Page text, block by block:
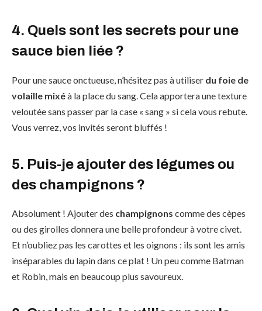
4. Quels sont les secrets pour une
sauce bien liée ?
Pour une sauce onctueuse, n’hésitez pas à utiliser du foie de
volaille mixéà la place du sang. Cela apportera une texture
veloutée sans passer par la case « sang » si cela vous rebute.
Vous verrez, vos invités seront bluffés !
5. Puis-je ajouter des légumes ou
des champignons ?
Absolument ! Ajouter des champignons comme des cèpes
ou des girolles donnera une belle profondeur à votre civet.
Et n’oubliez pas les carottes et les oignons : ils sont les amis
inséparables du lapin dans ce plat ! Un peu comme Batman
et Robin, mais en beaucoup plus savoureux.